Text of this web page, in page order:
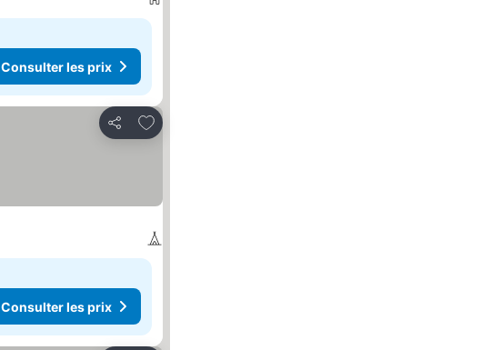
Consulter les prix
Partager
Ajouter à mes favoris
Consulter les prix